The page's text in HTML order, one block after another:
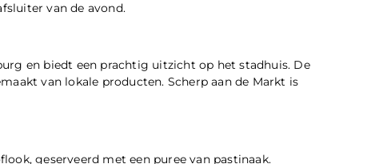
van de avond.
en biedt een prachtig uitzicht op het stadhuis. De
van lokale producten. Scherp aan de Markt is
geserveerd met een puree van pastinaak.